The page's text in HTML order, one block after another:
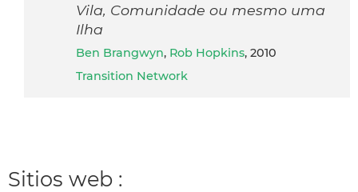
Vila, Comunidade ou mesmo uma
Ilha
Ben Brangwyn, Rob Hopkins, 2010
Transition Network
Sitios web :